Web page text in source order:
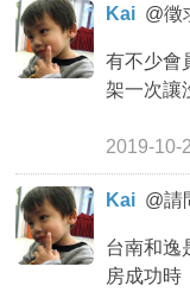
Kai @徵
有不少會
架一次讓
2019-10-
Kai @請
台南和逸
房成功時